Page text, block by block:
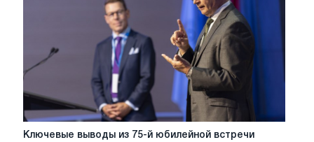
стоит
обратить
внимание
в
2026
Ключевые
Ключевые выводы из 75-й юбилейной встречи